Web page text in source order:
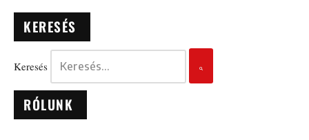
KERESÉS
Keresés
RÓLUNK